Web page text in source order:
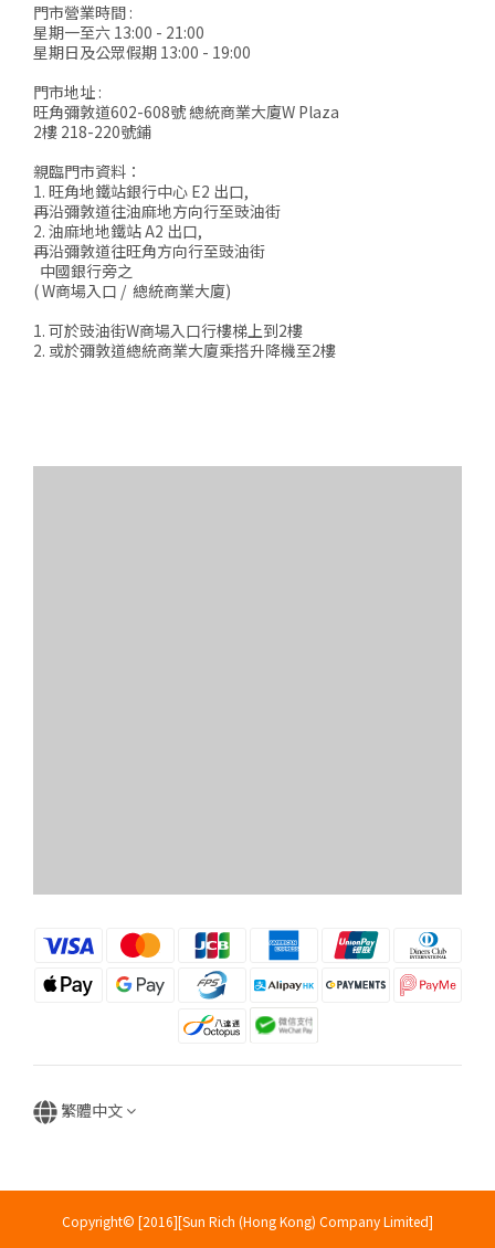
門市營業時間 :
星期一至六 13:00 - 21:00
星期日及公眾假期 13:00 - 19:00
門市地址 :
旺角彌敦道602-608號 總統商業大廈W Plaza
2樓 218-220號鋪
親臨門市資料：
1. 旺角地鐵站銀行中心 E2 出口,
再沿彌敦道往油麻地方向行至豉油街
2. 油麻地地鐵站 A2 出口,
再沿彌敦道往旺角方向行至豉油街
中國銀行旁之
( W商場入口 / 總統商業大廈)
1. 可於豉油街W商場入口行樓梯上到2樓
2. 或於彌敦道總統商業大廈乘搭升降機至2樓
繁體中文
Copyright© [2016][Sun Rich (Hong Kong) Company Limited]